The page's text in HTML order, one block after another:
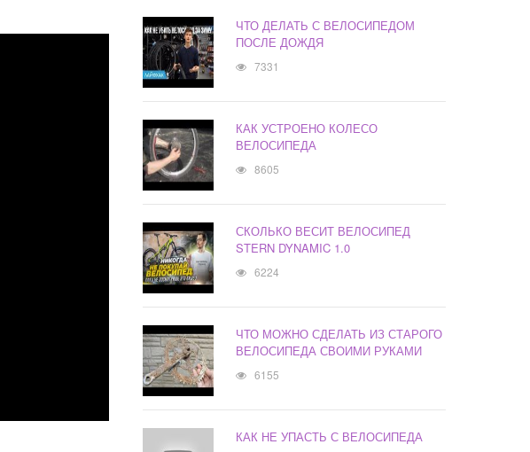
ЧТО ДЕЛАТЬ С ВЕЛОСИПЕДОМ
ПОСЛЕ ДОЖДЯ
7331
КАК УСТРОЕНО КОЛЕСО
ВЕЛОСИПЕДА
8605
СКОЛЬКО ВЕСИТ ВЕЛОСИПЕД
STERN DYNAMIC 1.0
6224
ЧТО МОЖНО СДЕЛАТЬ ИЗ СТАРОГО
ВЕЛОСИПЕДА СВОИМИ РУКАМИ
6155
КАК НЕ УПАСТЬ С ВЕЛОСИПЕДА